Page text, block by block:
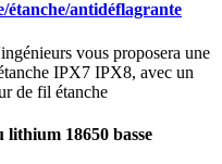
étanche/antidéflagrante
vous proposera une
IPX7 IPX8, avec un
de fil étanche
lithium 18650 basse